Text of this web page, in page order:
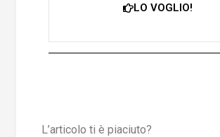
LO VOGLIO!
L’articolo ti è piaciuto?